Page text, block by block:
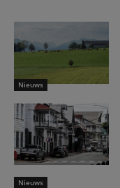
Nieuws
Nieuws